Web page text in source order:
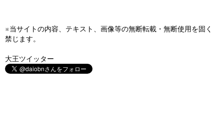
※当サイトの内容、テキスト、画像等の無断転載・無断使用を固く
禁じます。
大王ツイッター